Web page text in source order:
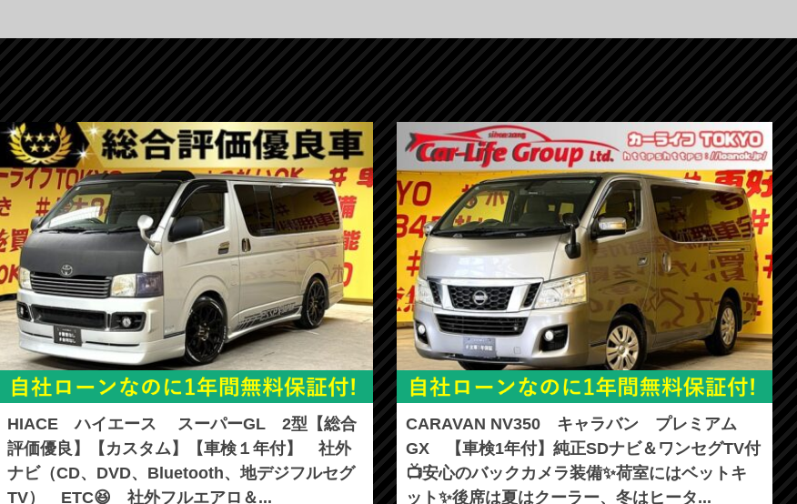
HIACE ハイエース スーパーGL 2型【総合
評価優良】【カスタム】【車検１年付】 社外
ナビ（CD、DVD、Bluetooth、地デジフルセグ
TV） ETC😆 社外フルエアロ＆...
CARAVAN NV350 キャラバン プレミアム
GX 【車検1年付】純正SDナビ＆ワンセグTV付
📺安心のバックカメラ装備✨荷室にはベットキ
ット✨後席は夏はクーラー、冬はヒータ...